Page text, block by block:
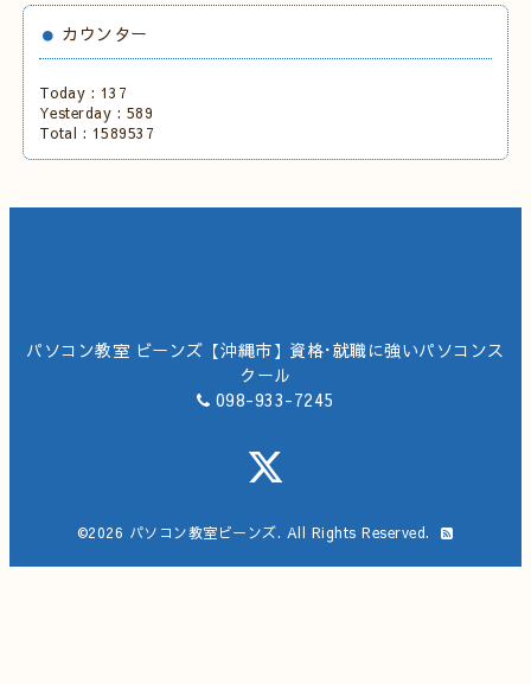
カウンター
Today : 137
Yesterday : 589
Total : 1589537
パソコン教室 ビーンズ【沖縄市】資格･就職に強いパソコンス
クール
098-933-7245
©2026 パソコン教室ビーンズ. All Rights Reserved.